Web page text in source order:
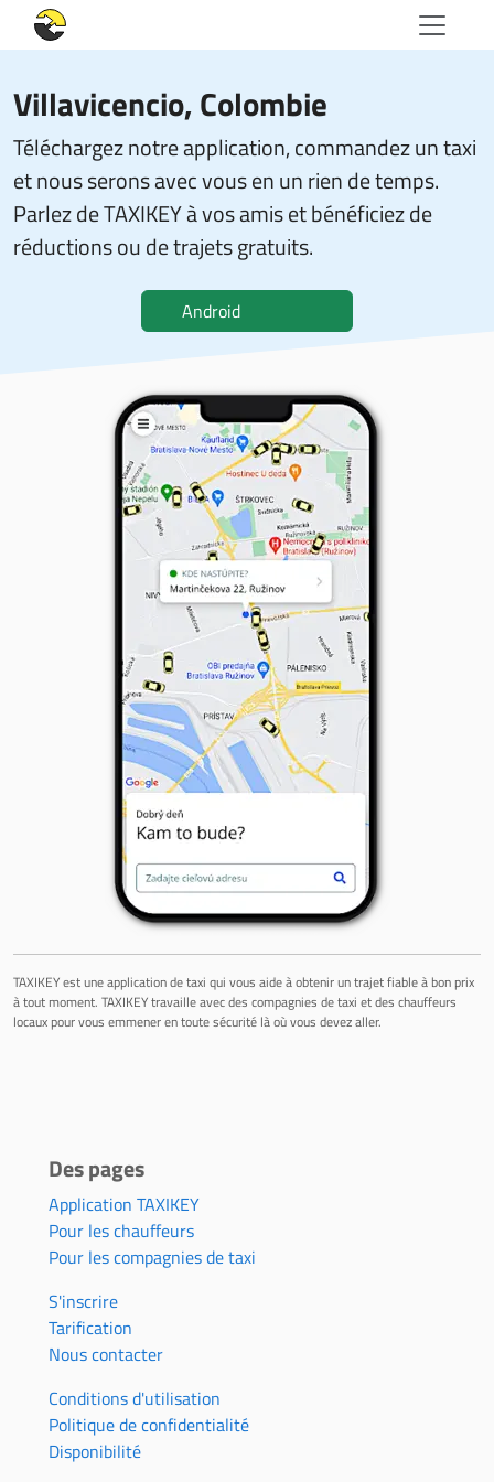
Villavicencio, Colombie
Téléchargez notre application, commandez un taxi
et nous serons avec vous en un rien de temps.
Parlez de TAXIKEY à vos amis et bénéficiez de
réductions ou de trajets gratuits.
Android
TAXIKEY est une application de taxi qui vous aide à obtenir un trajet fiable à bon prix
à tout moment. TAXIKEY travaille avec des compagnies de taxi et des chauffeurs
locaux pour vous emmener en toute sécurité là où vous devez aller.
Des pages
Application TAXIKEY
Pour les chauffeurs
Pour les compagnies de taxi
S'inscrire
Tarification
Nous contacter
Conditions d'utilisation
Politique de confidentialité
Disponibilité